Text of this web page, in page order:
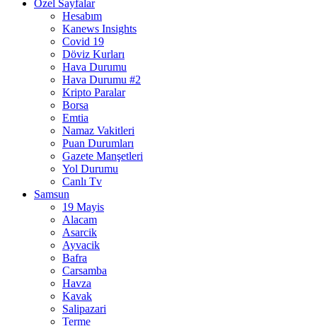
Özel Sayfalar
Hesabım
Kanews Insights
Covid 19
Döviz Kurları
Hava Durumu
Hava Durumu #2
Kripto Paralar
Borsa
Emtia
Namaz Vakitleri
Puan Durumları
Gazete Manşetleri
Yol Durumu
Canlı Tv
Samsun
19 Mayis
Alacam
Asarcik
Ayvacik
Bafra
Carsamba
Havza
Kavak
Salipazari
Terme